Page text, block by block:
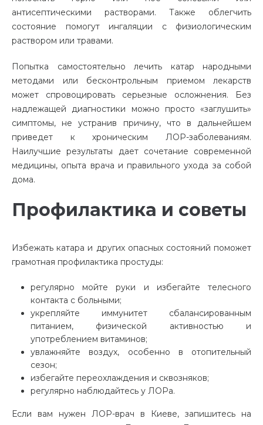
антисептическими растворами. Также облегчить
состояние помогут ингаляции с физиологическим
раствором или травами.
Попытка самостоятельно лечить катар народными
методами или бесконтрольным приемом лекарств
может спровоцировать серьезные осложнения. Без
надлежащей диагностики можно просто «заглушить»
симптомы, не устранив причину, что в дальнейшем
приведет к хроническим ЛОР-заболеваниям.
Наилучшие результаты дает сочетание современной
медицины, опыта врача и правильного ухода за собой
дома.
Профилактика и советы
Избежать катара и других опасных состояний поможет
грамотная профилактика простуды:
регулярно мойте руки и избегайте телесного
контакта с больными;
укрепляйте иммунитет сбалансированным
питанием, физической активностью и
употреблением витаминов;
увлажняйте воздух, особенно в отопительный
сезон;
избегайте переохлаждения и сквозняков;
регулярно наблюдайтесь у ЛОРа.
Если вам нужен ЛОР-врач в Киеве, запишитесь на